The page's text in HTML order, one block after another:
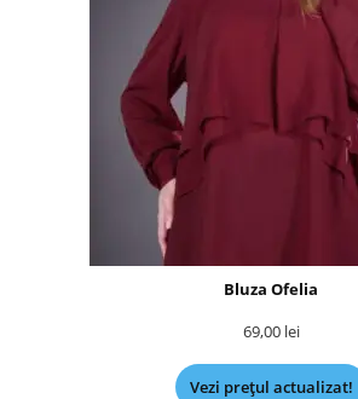
Bluza Ofelia
69,00 lei
Vezi prețul actualizat!